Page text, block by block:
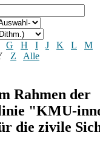
G H I J K L M
Z Alle
Rahmen der
"KMU-
die zivile